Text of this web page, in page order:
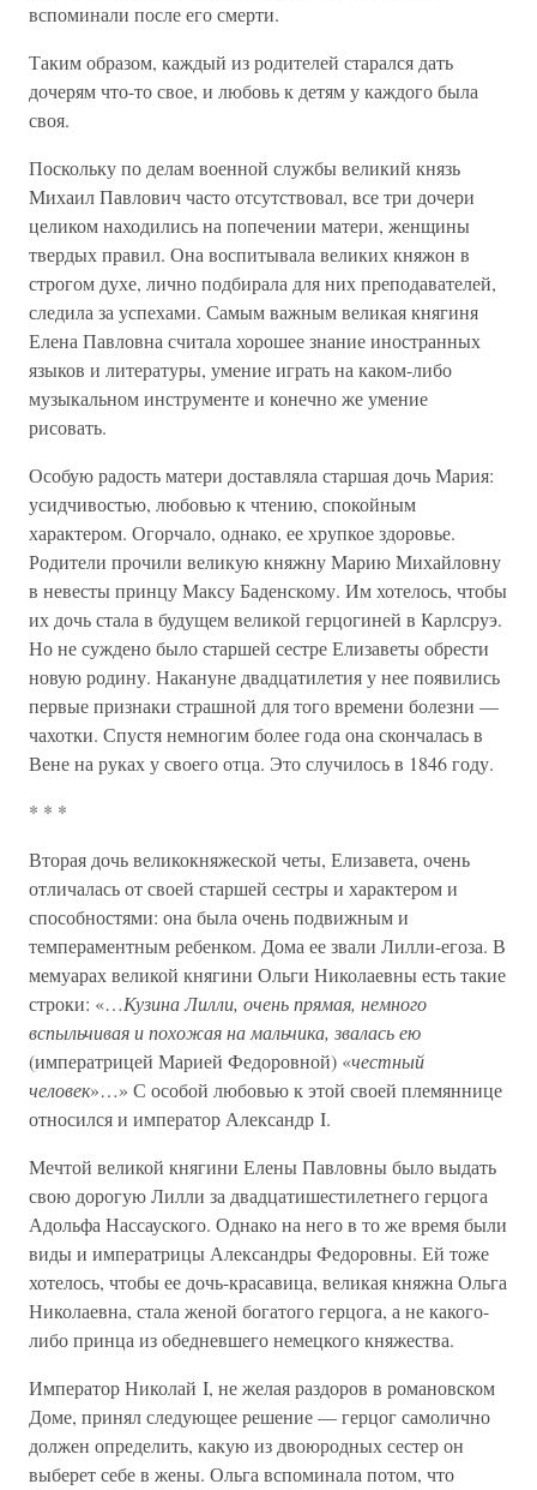
вспоминали после его смерти.
Таким образом, каждый из родителей старался дать
дочерям что-то свое, и любовь к детям у каждого была
своя.
Поскольку по делам военной службы великий князь
Михаил Павлович часто отсутствовал, все три дочери
целиком находились на попечении матери, женщины
твердых правил. Она воспитывала великих княжон в
строгом духе, лично подбирала для них преподавателей,
следила за успехами. Самым важным великая княгиня
Елена Павловна считала хорошее знание иностранных
языков и литературы, умение играть на каком-либо
музыкальном инструменте и конечно же умение
рисовать.
Особую радость матери доставляла старшая дочь Мария:
усидчивостью, любовью к чтению, спокойным
характером. Огорчало, однако, ее хрупкое здоровье.
Родители прочили великую княжну Марию Михайловну
в невесты принцу Максу Баденскому. Им хотелось, чтобы
их дочь стала в будущем великой герцогиней в Карлсруэ.
Но не суждено было старшей сестре Елизаветы обрести
новую родину. Накануне двадцатилетия у нее появились
первые признаки страшной для того времени болезни —
чахотки. Спустя немногим более года она скончалась в
Вене на руках у своего отца. Это случилось в 1846 году.
* * *
Вторая дочь великокняжеской четы, Елизавета, очень
отличалась от своей старшей сестры и характером и
способностями: она была очень подвижным и
темпераментным ребенком. Дома ее звали Лилли-егоза. В
мемуарах великой княгини Ольги Николаевны есть такие
строки: «…Кузина Лилли, очень прямая, немного
вспыльчивая и похожая на мальчика, звалась ею
(императрицей Марией Федоровной) «честный
человек»…» С особой любовью к этой своей племяннице
относился и император Александр I.
Мечтой великой княгини Елены Павловны было выдать
свою дорогую Лилли за двадцатишестилетнего герцога
Адольфа Нассауского. Однако на него в то же время были
виды и императрицы Александры Федоровны. Ей тоже
хотелось, чтобы ее дочь-красавица, великая княжна Ольга
Николаевна, стала женой богатого герцога, а не какого-
либо принца из обедневшего немецкого княжества.
Император Николай I, не желая раздоров в романовском
Доме, принял следующее решение — герцог самолично
должен определить, какую из двоюродных сестер он
выберет себе в жены. Ольга вспоминала потом, что